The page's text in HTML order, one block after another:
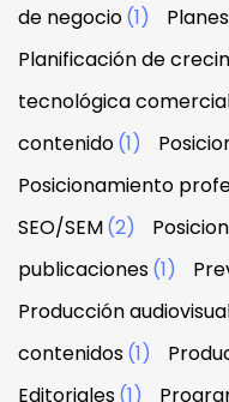
de negocio(1)
Planificación de
tecnológica
contenido(1)
Posicionamiento
SEO/SEM(2)
publicaciones(1)
Producción
contenidos(1)
Editoriales(1)